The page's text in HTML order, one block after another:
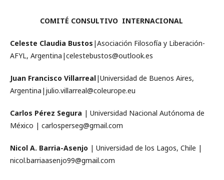
COMITÉ CONSULTIVO INTERNACIONAL
Celeste Claudia Bustos |Asociación Filosofía y Liberación-
AFYL, Argentina|celestebustos@outlook.es
Juan Francisco Villarreal|Universidad de Buenos Aires,
Argentina|julio.villarreal@coleurope.eu
Carlos Pérez Segura | Universidad Nacional Autónoma de
México | carlosperseg@gmail.com
Nicol A. Barria-Asenjo | Universidad de los Lagos, Chile |
nicol.barriaasenjo99@gmail.com